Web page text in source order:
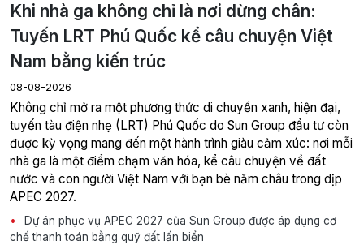
Khi nhà ga không chỉ là nơi dừng chân:
Tuyến LRT Phú Quốc kể câu chuyện Việt
Nam bằng kiến trúc
08-08-2026
Không chỉ mở ra một phương thức di chuyển xanh, hiện đại,
tuyến tàu điện nhẹ (LRT) Phú Quốc do Sun Group đầu tư còn
được kỳ vọng mang đến một hành trình giàu cảm xúc: nơi mỗi
nhà ga là một điểm chạm văn hóa, kể câu chuyện về đất
nước và con người Việt Nam với bạn bè năm châu trong dịp
APEC 2027.
Dự án phục vụ APEC 2027 của Sun Group được áp dụng cơ
chế thanh toán bằng quỹ đất lấn biển